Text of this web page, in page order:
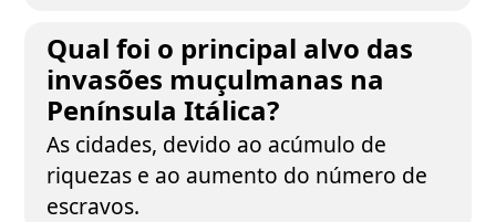
Qual foi o principal alvo das
invasões muçulmanas na
Península Itálica?
As cidades, devido ao acúmulo de
riquezas e ao aumento do número de
escravos.